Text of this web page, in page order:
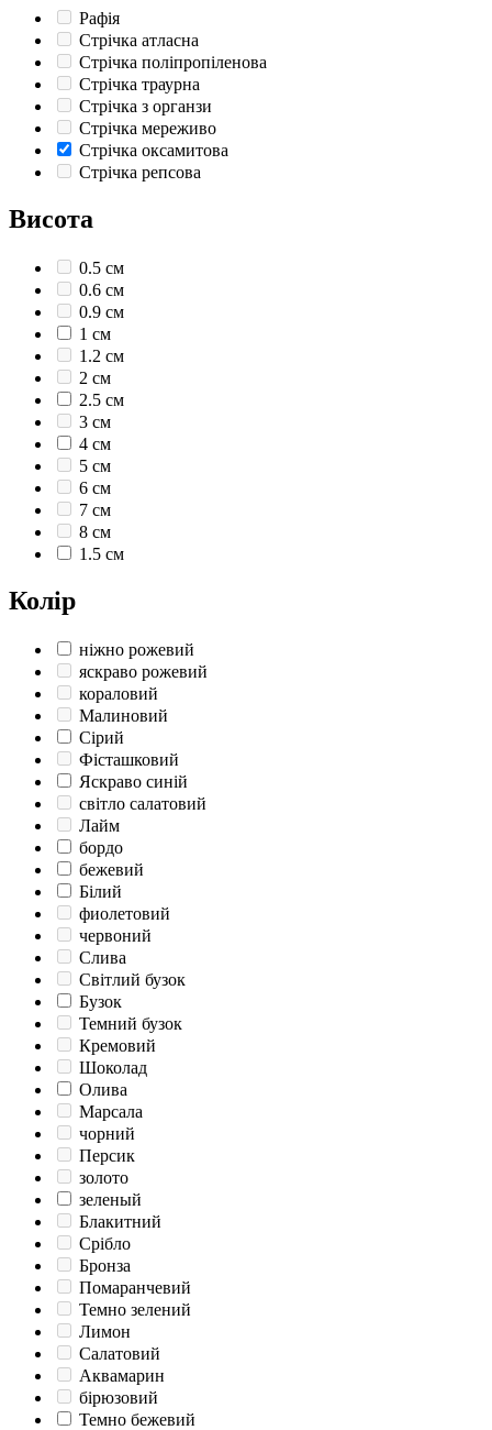
Рафія
Стрічка атласна
Стрічка поліпропіленова
Стрічка траурна
Стрічка з органзи
Стрічка мереживо
Стрічка оксамитова
Стрічка репсова
Висота
0.5 см
0.6 см
0.9 см
1 см
1.2 см
2 см
2.5 см
3 см
4 см
5 см
6 см
7 см
8 см
1.5 см
Колір
ніжно рожевий
яскраво рожевий
кораловий
Малиновий
Сірий
Фісташковий
Яскраво синій
світло салатовий
Лайм
бордо
бежевий
Білий
фиолетовий
червоний
Слива
Світлий бузок
Бузок
Темний бузок
Кремовий
Шоколад
Олива
Марсала
чорний
Персик
золото
зеленый
Блакитний
Срібло
Бронза
Помаранчевий
Темно зелений
Лимон
Салатовий
Аквамарин
бірюзовий
Темно бежевий